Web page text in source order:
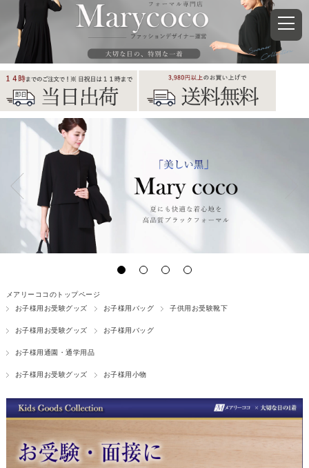
メアリーココのトップページ
お子様用お受験グッズ
お子様用バッグ 子供用お受験靴下
お子様用お受験グッズ お子様用バッグ
お子様用通園・通学用品
お子様用お受験グッズ お子様用小物